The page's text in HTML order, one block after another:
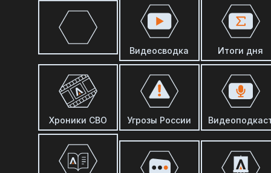
Видеосводка Итоги дня
Хроники СВО Угрозы России